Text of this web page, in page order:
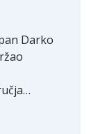
Darko